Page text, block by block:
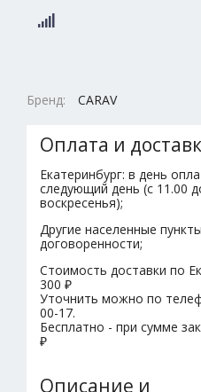
Бренд: CARAV
Оплата и
Екатеринбург: в день
следующий день (с 11.00
воскресенья);
Другие населенные
договоренности;
Стоимость доставки по
300 ₽
Уточнить можно по
00-17.
Бесплатно - при сумме
₽
Описание и